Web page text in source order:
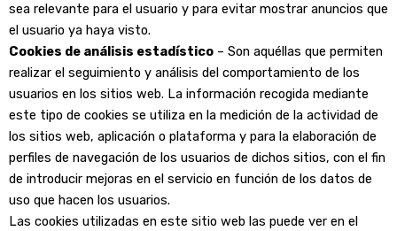
sea relevante para el usuario y para evitar mostrar anuncios que
el usuario ya haya visto.
Cookies de análisis estadístico – Son aquéllas que permiten
realizar el seguimiento y análisis del comportamiento de los
usuarios en los sitios web. La información recogida mediante
este tipo de cookies se utiliza en la medición de la actividad de
los sitios web, aplicación o plataforma y para la elaboración de
perfiles de navegación de los usuarios de dichos sitios, con el fin
de introducir mejoras en el servicio en función de los datos de
uso que hacen los usuarios.
Las cookies utilizadas en este sitio web las puede ver en el